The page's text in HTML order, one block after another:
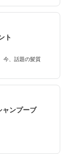
ト
今、話題の髪質
ンプーブ